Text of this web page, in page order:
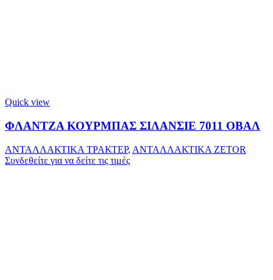
Quick view
ΦΛΑΝΤΖΑ ΚΟΥΡΜΠΑΣ ΣΙΛΑΝΣΙΕ 7011 ΟΒΑΛ
ΑΝΤΑΛΛΑΚΤΙΚΑ ΤΡΑΚΤΕΡ, ΑΝΤΑΛΛΑΚΤΙΚΑ ZETOR
Συνδεθείτε για να δείτε τις τιμές